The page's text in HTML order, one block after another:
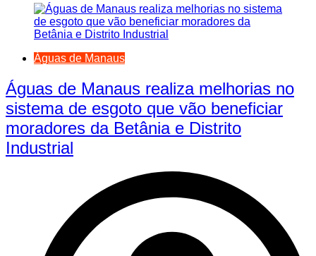
Águas de Manaus
Águas de Manaus realiza melhorias no
sistema de esgoto que vão beneficiar
moradores da Betânia e Distrito
Industrial